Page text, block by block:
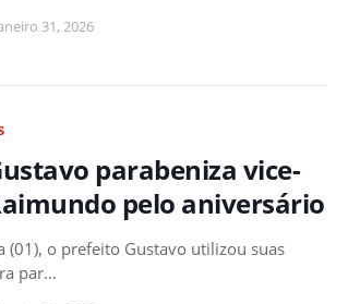
31, 2026
parabeniza vice-
pelo aniversário
(01), o prefeito Gustavo utilizou suas
par…